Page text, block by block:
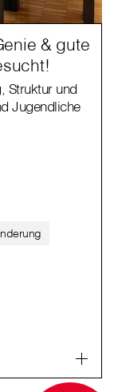
& gute
Struktur und
Jugendliche